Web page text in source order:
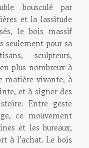
bousculé par
et la lassitude
le bois massif
seulement pour sa
sculpteurs,
plus nombreux à
matière vivante, à
et à signer des
Entre geste
ce mouvement
et les bureaux,
à l’achat. Le bois